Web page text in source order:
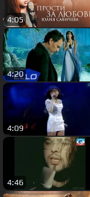
4:05
4:20
4:09
4:46